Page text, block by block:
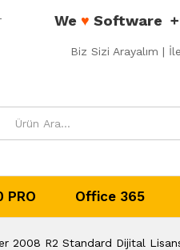
We ♥ Software
Biz Sizi Arayalım |
PRO Office 365
2008 R2 Standard Dijital